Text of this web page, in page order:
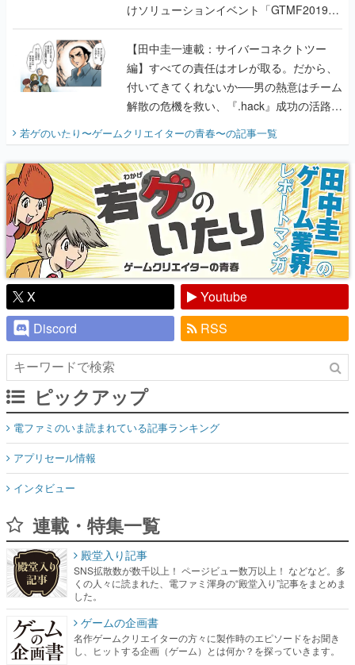
けソリューションイベント「GTMF2019」
に行って、より理解を深めよう【PR】
【田中圭一連載：サイバーコネクトツー
編】すべての責任はオレが取る。だから、
付いてきてくれないか──男の熱意はチーム
解散の危機を救い、『.hack』成功の活路を
開く。業界の快男児・松山 洋に流れる血は
『少年ジャンプ』色だった【若ゲのいた
り】
若ゲのいたり〜ゲームクリエイターの青春〜の記事一覧
X
Youtube
Discord
RSS
ピックアップ
電ファミのいま読まれている記事ランキング
アプリセール情報
インタビュー
連載・特集一覧
殿堂入り記事
SNS拡散数が数千以上！ ページビュー数万以上！ などなど。多
くの人々に読まれた、電ファミ渾身の“殿堂入り”記事をまとめま
した。
ゲームの企画書
名作ゲームクリエイターの方々に製作時のエピソードをお聞き
し、ヒットする企画（ゲーム）とは何か？を探っていきます。